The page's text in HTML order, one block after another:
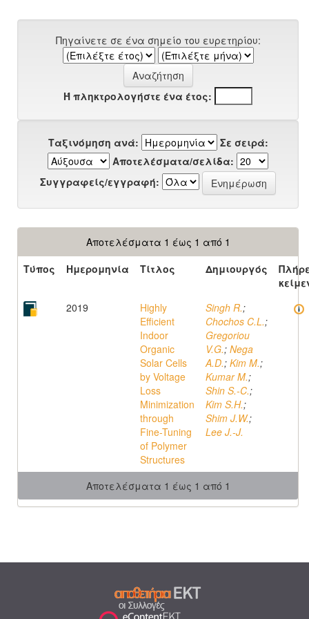
Πηγαίνετε σε ένα σημείο του ευρετηρίου:
Ή πληκτρολογήστε ένα έτος:
Ταξινόμηση ανά:
Σε σειρά:
Αποτελέσματα/σελίδα:
Συγγραφείς/εγγραφή:
Αποτελέσματα 1 έως 1 από 1
Τύπος
Ημερομηνία Τίτλος Δημιουργός
2019
Highly
Efficient
Indoor
Organic
Solar Cells
by Voltage
Loss
Minimization
through
Fine-Tuning
of Polymer
Structures
Singh R.;
Chochos C.L.;
Gregoriou
V.G.; Nega
A.D.; Kim M.;
Kumar M.;
Shin S.-C.;
Kim S.H.;
Shim J.W.;
Lee J.-J.
Αποτελέσματα 1 έως 1 από 1